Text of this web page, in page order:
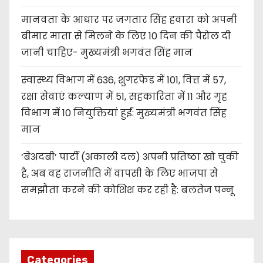
मानवता के आधार पर जगतार सिंह हवारा को अपनी
बीमार माता से मिलने के लिए 10 दिन की पैरोल दी
जानी चाहिए- मुख्यमंत्री भगवंत सिंह मान
स्वास्थ्य विभाग में 636, शुगरफेड में 101, वित्त में 57,
रक्षा सेवाएं कल्याण में 51, सहकारिता में 11 और गृह
विभाग में 10 नियुक्तियां हुईं: मुख्यमंत्री भगवंत सिंह
मान
‘बेअदबी’ पार्टी (अकाली दल) अपनी प्रतिष्ठा खो चुकी
है, अब वह राजनीति में वापसी के लिए भाजपा से
समझौता करने की कोशिश कर रही है: बलतेज पन्नू
Categories